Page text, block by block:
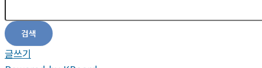
검색
글쓰기